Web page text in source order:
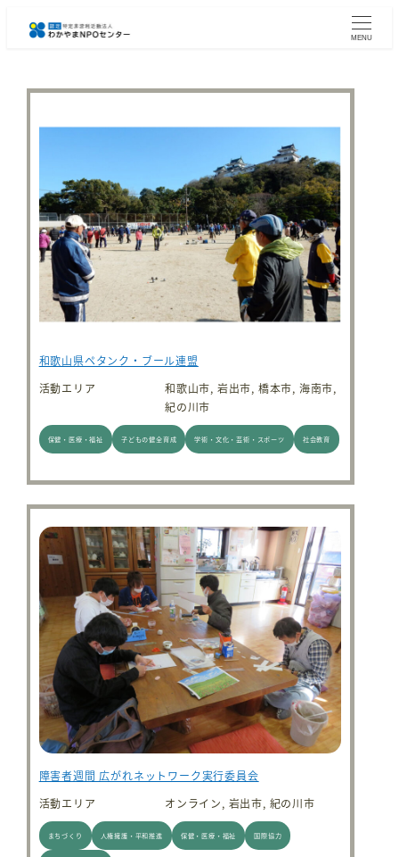
MENU
和歌山県ペタンク・ブール連盟
活動エリア
和歌山市, 岩出市, 橋本市, 海南市,
紀の川市
保健・医療・福祉 子どもの健全育成 学術・文化・芸術・スポーツ 社会教育
障害者週間 広がれネットワーク実行委員会
活動エリア
オンライン, 岩出市, 紀の川市
まちづくり 人権擁護・平和推進 保健・医療・福祉 国際協力